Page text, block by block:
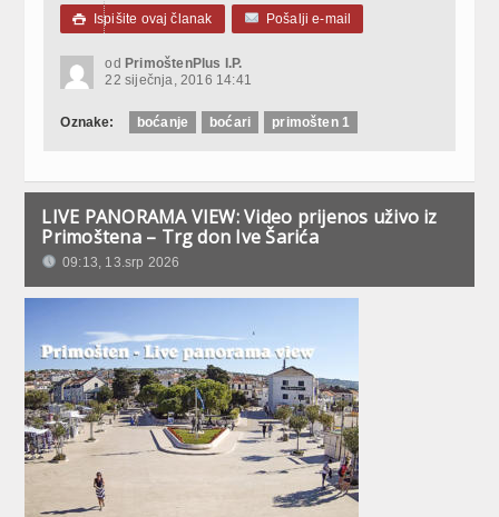
 Ispišite ovaj članak Pošalji e-mail
od PrimoštenPlus I.P.
22 siječnja, 2016 14:41
Oznake: boćanje boćari primošten 1
LIVE PANORAMA VIEW: Video prijenos uživo iz
Primoštena – Trg don Ive Šarića
09:13, 13.srp 2026